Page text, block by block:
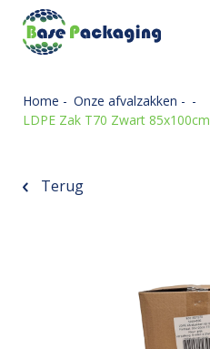
Home - Onze afvalzakken - -
LDPE Zak T70 Zwart 85x100cm
Terug